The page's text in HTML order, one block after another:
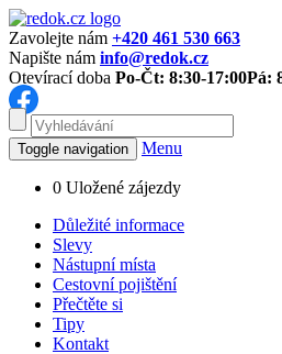
Zavolejte nám +420 461 530 663
Napište nám info@redok.cz
Otevírací doba Po-Čt: 8:30-17:00Pá:
Toggle navigation Menu
0 Uložené zájezdy
Důležité informace
Slevy
Nástupní místa
Cestovní pojištění
Přečtěte si
Tipy
Kontakt